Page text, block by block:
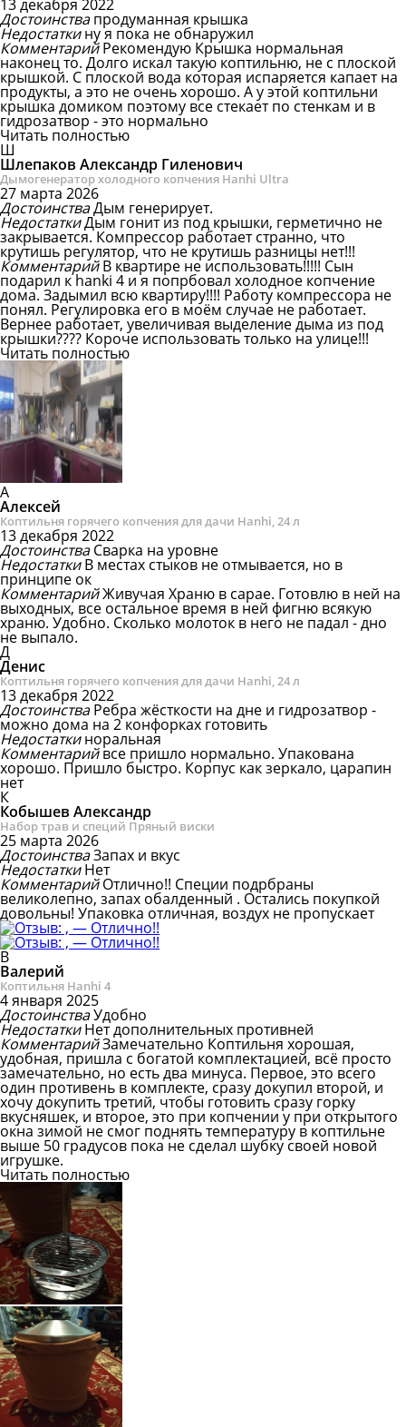
13 декабря 2022
Достоинствапродуманная крышка
Недостаткину я пока не обнаружил
Комментарий Рекомендую Крышка нормальная
наконец то. Долго искал такую коптильню, не с плоской
крышкой. С плоской вода которая испаряется капает на
продукты, а это не очень хорошо. А у этой коптильни
крышка домиком поэтому все стекает по стенкам и в
гидрозатвор - это нормально
Читать полностью
Ш
Шлепаков Александр Гиленович
Дымогенератор холодного копчения Hanhi Ultra
27 марта 2026
ДостоинстваДым генерирует.
НедостаткиДым гонит из под крышки, герметично не
закрывается. Компрессор работает странно, что
крутишь регулятор, что не крутишь разницы нет!!!
Комментарий В квартире не использовать!!!!! Сын
подарил к hanki 4 и я попрбовал холодное копчение
дома. Задымил всю квартиру!!!! Работу компрессора не
понял. Регулировка его в моём случае не работает.
Вернее работает, увеличивая выделение дыма из под
крышки???? Короче использовать только на улице!!!
Читать полностью
А
Алексей
Коптильня горячего копчения для дачи Hanhi, 24 л
13 декабря 2022
ДостоинстваСварка на уровне
НедостаткиВ местах стыков не отмывается, но в
принципе ок
КомментарийЖивучая Храню в сарае. Готовлю в ней на
выходных, все остальное время в ней фигню всякую
храню. Удобно. Сколько молоток в него не падал - дно
не выпало.
Д
Денис
Коптильня горячего копчения для дачи Hanhi, 24 л
13 декабря 2022
ДостоинстваРебра жёсткости на дне и гидрозатвор -
можно дома на 2 конфорках готовить
Недостаткиноральная
Комментарий все пришло нормально. Упакована
хорошо. Пришло быстро. Корпус как зеркало, царапин
нет
К
Кобышев Александр
Набор трав и специй Пряный виски
25 марта 2026
ДостоинстваЗапах и вкус
НедостаткиНет
Комментарий Отлично!! Специи подрбраны
великолепно, запах обалденный . Остались покупкой
довольны! Упаковка отличная, воздух не пропускает
В
Валерий
Коптильня Hanhi 4
4 января 2025
ДостоинстваУдобно
НедостаткиНет дополнительных противней
КомментарийЗамечательно Коптильня хорошая,
удобная, пришла с богатой комплектацией, всё просто
замечательно, но есть два минуса. Первое, это всего
один противень в комплекте, сразу докупил второй, и
хочу докупить третий, чтобы готовить сразу горку
вкусняшек, и второе, это при копчении у при открытого
окна зимой не смог поднять температуру в коптильне
выше 50 градусов пока не сделал шубку своей новой
игрушке.
Читать полностью